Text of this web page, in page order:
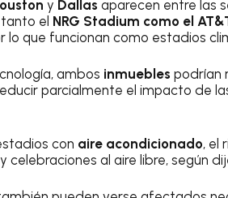
y Dallas aparecen entre las
tanto el NRG Stadium como el
lo que funcionan como estadios
ambos inmuebles podrían
parcialmente el impacto de
con aire acondicionado, el
celebraciones al aire libre, según